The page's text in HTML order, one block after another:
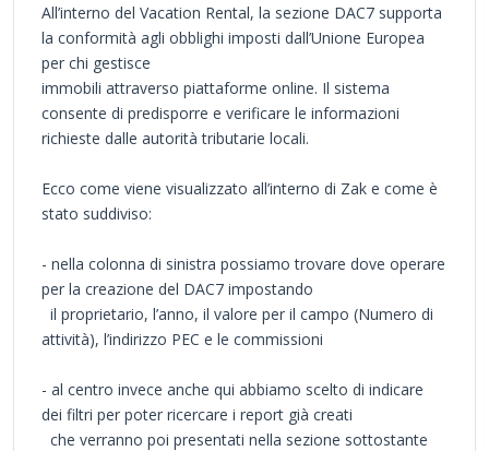
All’interno del Vacation Rental, la sezione DAC7 supporta
la conformità agli obblighi imposti dall’Unione Europea
per chi gestisce
immobili attraverso piattaforme online. Il sistema
consente di predisporre e verificare le informazioni
richieste dalle autorità tributarie locali.
Ecco come viene visualizzato all’interno di Zak e come è
stato suddiviso:
- nella colonna di sinistra possiamo trovare dove operare
per la creazione del DAC7 impostando
il proprietario, l’anno, il valore per il campo (Numero di
attività), l’indirizzo PEC e le commissioni
- al centro invece anche qui abbiamo scelto di indicare
dei filtri per poter ricercare i report già creati
che verranno poi presentati nella sezione sottostante